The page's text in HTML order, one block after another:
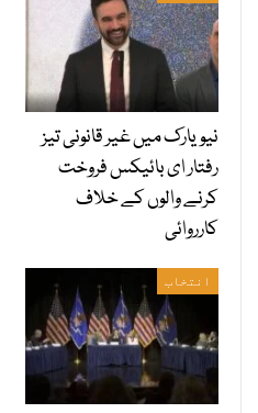
نیویارک میں غیر قانونی تیز
رفتار ای بائیکس فروخت
کرنے والوں کے خلاف
کارروائی
انتخاب